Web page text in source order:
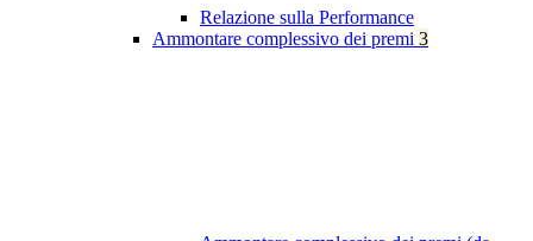
Relazione sulla Performance
Ammontare complessivo dei premi 3